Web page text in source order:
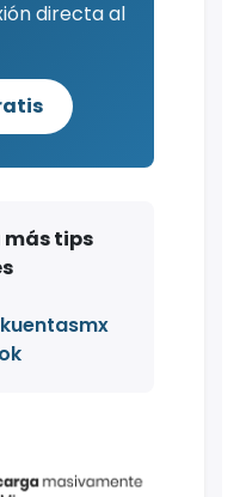
directa al
más tips